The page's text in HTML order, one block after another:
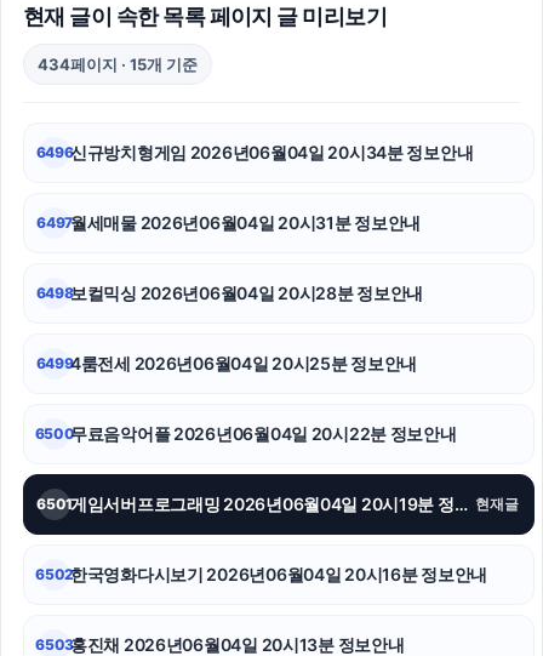
네이버 검색광고
광교피부과
이혼전문변호사
sns마케팅
휴대폰성지
현재 글이 속한 목록 페이지 글 미리보기
434페이지 · 15개 기준
6496신규방치형게임 2026년06월04일 20시34분 정보안내
6497월세매물 2026년06월04일 20시31분 정보안내
6498보컬믹싱 2026년06월04일 20시28분 정보안내
64994룸전세 2026년06월04일 20시25분 정보안내
6500무료음악어플 2026년06월04일 20시22분 정보안내
6501 게임서버프로그래밍 2026년06월04일 20시19분 정보안내 현재글
6502한국영화다시보기 2026년06월04일 20시16분 정보안내
6503홍진채 2026년06월04일 20시13분 정보안내